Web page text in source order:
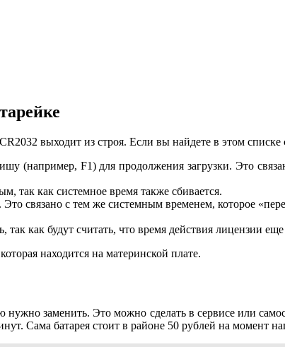
выходит из строя. Если вы найдете в этом
(например, F1) для продолжения загрузки. Это
так как системное время также сбивается.
связано с тем же системным временем, которое
как будут считать, что время действия лицензии
находится на материнской плате.
заменить. Это можно сделать в сервисе или
Сама батарея стоит в районе 50 рублей на момент